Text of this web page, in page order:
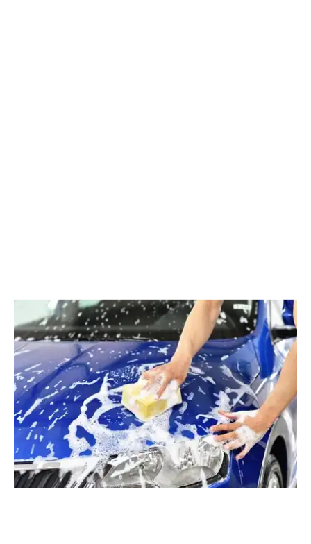
Service Ménage/repassage Lavage auto
Service : Nettoyage voiture
Service Lavage automobile